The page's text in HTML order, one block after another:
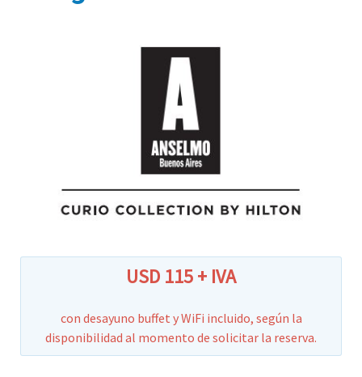
USD 115 + IVA
con desayuno buffet y WiFi incluido, según la
disponibilidad al momento de solicitar la reserva.